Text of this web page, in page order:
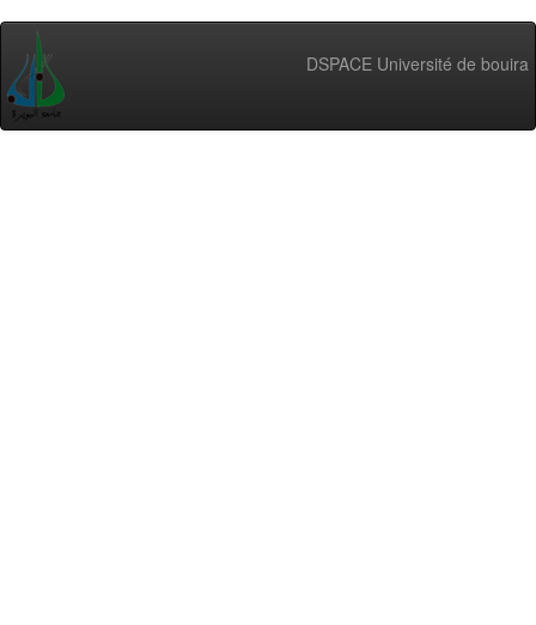
DSPACE Université de bouira